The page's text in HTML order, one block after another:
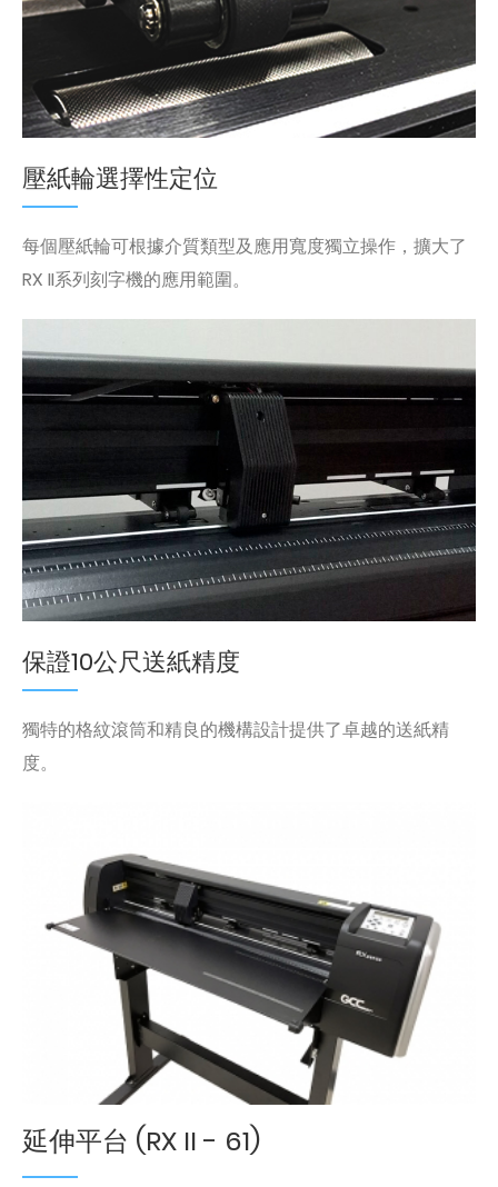
壓紙輪選擇性定位
每個壓紙輪可根據介質類型及應用寬度獨立操作，擴大了
RX II系列刻字機的應用範圍。
保證10公尺送紙精度
獨特的格紋滾筒和精良的機構設計提供了卓越的送紙精
度。
延伸平台 (RX II - 61)